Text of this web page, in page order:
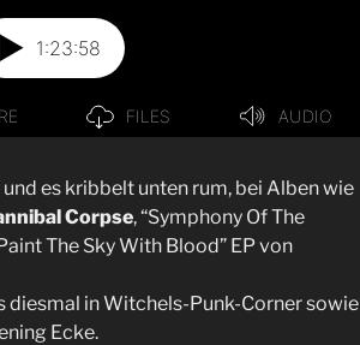
es kribbelt unten rum, bei Alben wie
Corpse, “Symphony Of The
The Sky With Blood” EP von
in Witchels-Punk-Corner sowie
Ecke.